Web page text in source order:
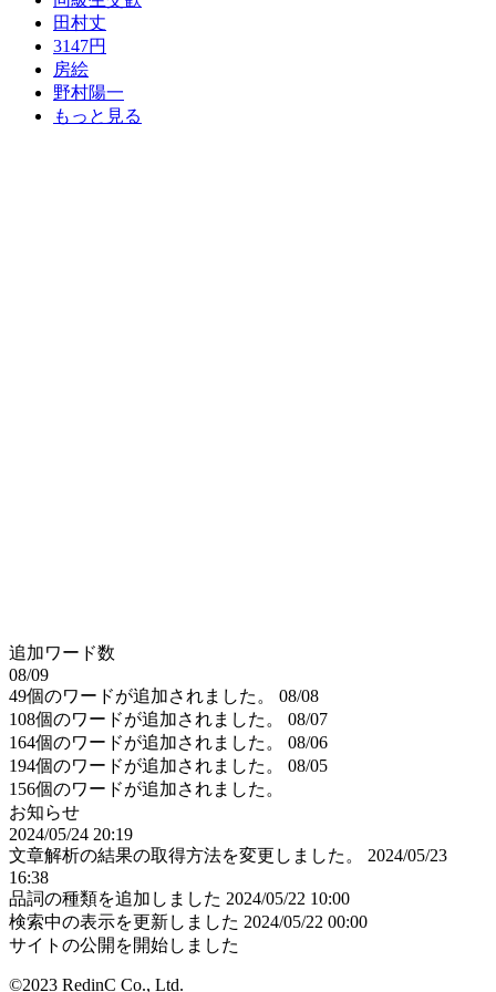
田村丈
3147円
房絵
野村陽一
もっと見る
追加ワード数
08/09
49個のワードが追加されました。
08/08
108個のワードが追加されました。
08/07
164個のワードが追加されました。
08/06
194個のワードが追加されました。
08/05
156個のワードが追加されました。
お知らせ
2024/05/24 20:19
文章解析の結果の取得方法を変更しました。
2024/05/23
16:38
品詞の種類を追加しました 2024/05/22 10:00
検索中の表示を更新しました 2024/05/22 00:00
サイトの公開を開始しました
©2023 RedinC Co., Ltd.